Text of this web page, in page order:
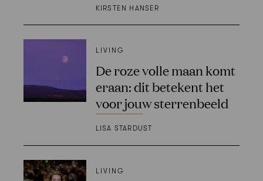
KIRSTEN HANSER
LIVING
De roze volle maan komt
eraan: dit betekent het
voor jouw sterrenbeeld
LISA STARDUST
LIVING